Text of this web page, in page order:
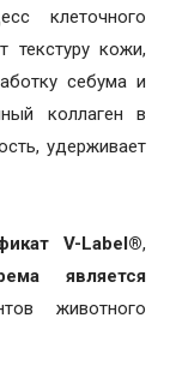
клеточного
текстуру кожи,
себума и
коллаген в
удерживает
V-Label®,
является
животного